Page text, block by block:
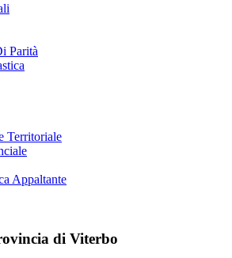
Parità
Territoriale
Appaltante
di Viterbo